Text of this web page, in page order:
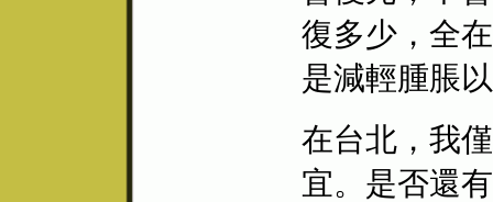
復多少，全
是減輕腫脹
在台北，我
宜。是否還